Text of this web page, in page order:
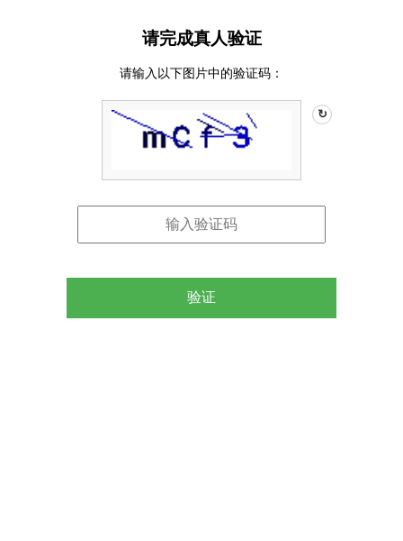
请完成真人验证
请输入以下图片中的验证码：
↻
验证